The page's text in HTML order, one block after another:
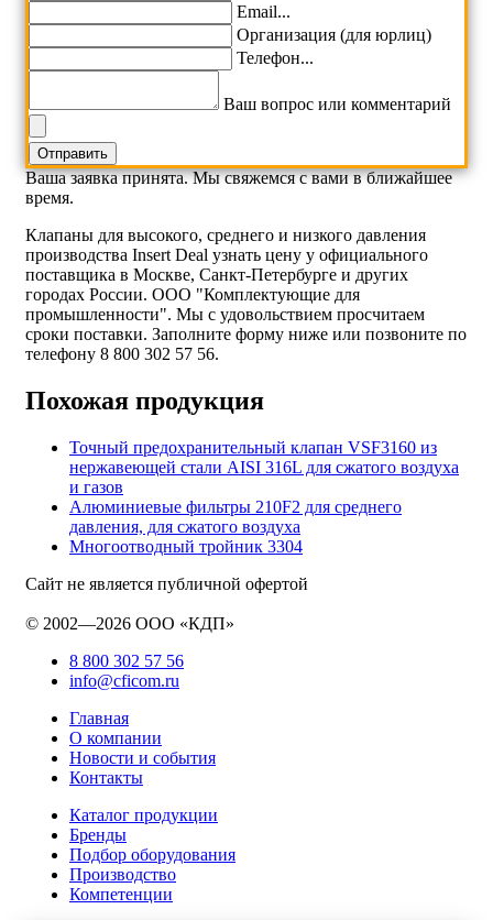
Email...
Организация (для юрлиц)
Телефон...
Ваш вопрос или комментарий
Ваша заявка принята. Мы свяжемся с вами в ближайшее
время.
Клапаны для высокого, среднего и низкого давления
производства Insert Deal узнать цену у официального
поставщика в Москве, Санкт-Петербурге и других
городах России. ООО "Комплектующие для
промышленности". Мы с удовольствием просчитаем
сроки поставки. Заполните форму ниже или позвоните по
телефону 8 800 302 57 56.
Похожая продукция
Точный предохранительный клапан VSF3160 из
нержавеющей стали AISI 316L для сжатого воздуха
и газов
Алюминиевые фильтры 210F2 для среднего
давления, для сжатого воздуха
Многоотводный тройник 3304
Сайт не является публичной офертой
© 2002—2026 ООО «КДП»
8 800 302 57 56
info@cficom.ru
Главная
О компании
Новости и события
Контакты
Каталог продукции
Бренды
Подбор оборудования
Производство
Компетенции